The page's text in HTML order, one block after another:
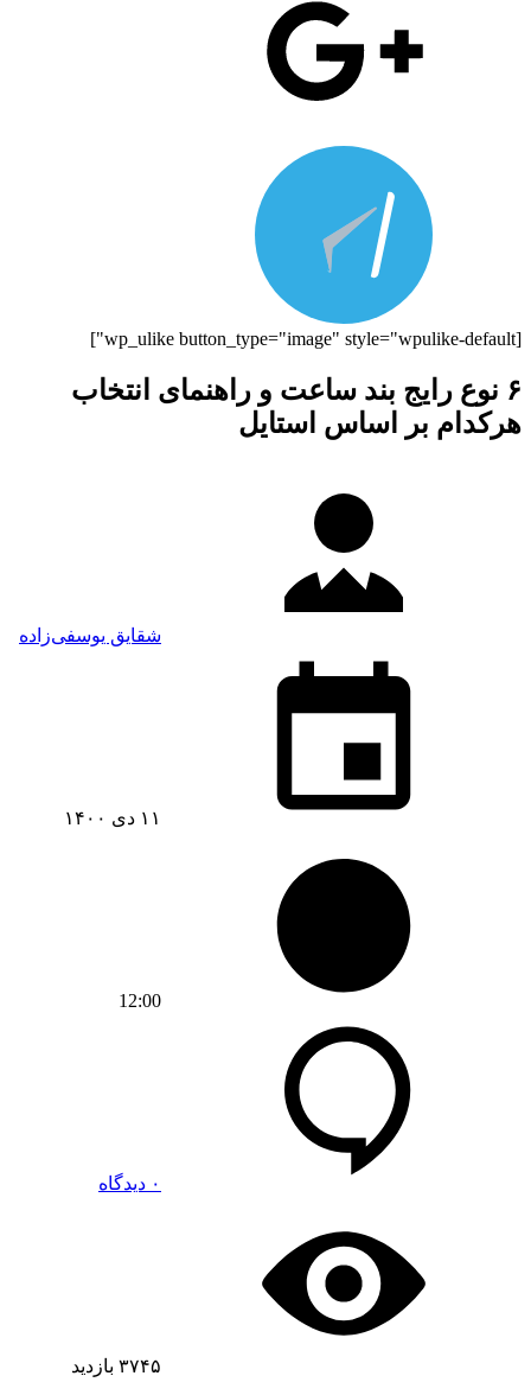
[wp_ulike button_type="image" style="wpulike-default"]
۶ نوع رایج بند ساعت و راهنمای انتخاب
هرکدام بر اساس استایل
شقایق یوسفی‌زاده
۱۱ دی ۱۴۰۰
12:00
۰ دیدگاه
۳۷۴۵ بازدید